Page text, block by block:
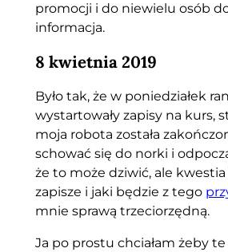
promocji i do niewielu osób
informacja.
8 kwietnia 2019
Było tak, że w poniedziałek
wystartowały zapisy na kurs,
moja robota została
schować się do norki i
że to może dziwić, ale kwestia
zapisze i jaki będzie z tego
mnie sprawą trzeciorzędną.
Ja po prostu chciałam żeby